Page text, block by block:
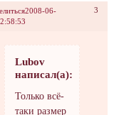
3
2008-06-
Lubov
написал(а):
Только всё-
таки размер